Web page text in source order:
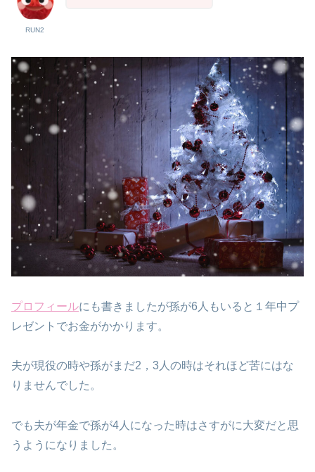
RUN2
プロフィールにも書きましたが孫が6人もいると１年中プ
レゼントでお金がかかります。
夫が現役の時や孫がまだ2，3人の時はそれほど苦にはな
りませんでした。
でも夫が年金で孫が4人になった時はさすがに大変だと思
うようになりました。